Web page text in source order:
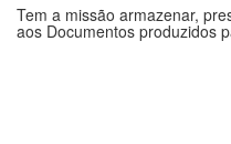
Tem a missão armazenar,
aos Documentos produzidos